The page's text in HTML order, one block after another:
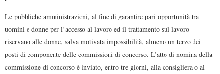
Le pubbliche amministrazioni, al fine di garantire pari opportunità tra
uomini e donne per l’accesso al lavoro ed il trattamento sul lavoro
riservano alle donne, salva motivata impossibilità, almeno un terzo dei
posti di componente delle commissioni di concorso. L’atto di nomina della
commissione di concorso è inviato, entro tre giorni, alla consigliera o al